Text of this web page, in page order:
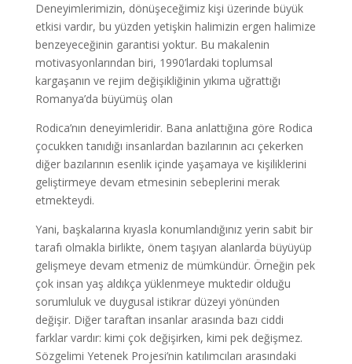
Deneyimlerimizin, dönüşeceğimiz kişi üzerinde büyük
etkisi vardır, bu yüzden yetişkin halimizin ergen halimize
benzeyeceğinin garantisi yoktur. Bu makalenin
motivasyonlarından biri, 1990’lardaki toplumsal
kargaşanın ve rejim değişikliğinin yıkıma uğrattığı
Romanya’da büyümüş olan
Rodica’nın deneyimleridir. Bana anlattığına göre Rodica
çocukken tanıdığı insanlardan bazılarının acı çekerken
diğer bazılarının esenlik içinde yaşamaya ve kişiliklerini
geliştirmeye devam etmesinin sebeplerini merak
etmekteydi.
Yani, başkalarına kıyasla konumlandığınız yerin sabit bir
tarafı olmakla birlikte, önem taşıyan alanlarda büyüyüp
gelişmeye devam etmeniz de mümkündür. Örneğin pek
çok insan yaş aldıkça yüklenmeye muktedir olduğu
sorumluluk ve duygusal istikrar düzeyi yönünden
değişir. Diğer taraftan insanlar arasında bazı ciddi
farklar vardır: kimi çok değişirken, kimi pek değişmez.
Sözgelimi Yetenek Projesi’nin katılımcıları arasındaki